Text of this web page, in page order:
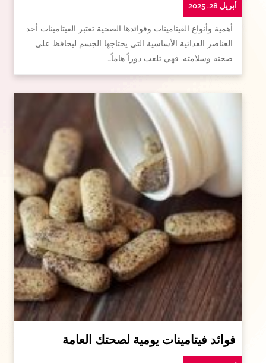
أبريل 28, 2025
أهمية وأنواع الفيتامينات وفوائدها الصحية تعتبر الفيتامينات أحد
العناصر الغذائية الأساسية التي يحتاجها الجسم ليحافظ على
صحته وسلامته. فهي تلعب دوراً هاماً…
فوائد فيتامينات يومية لصحتك العامة